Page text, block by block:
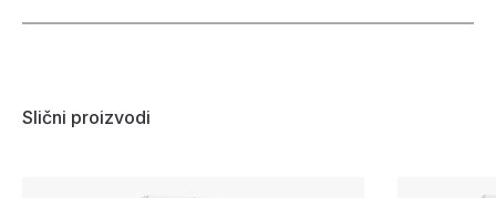
Slični proizvodi